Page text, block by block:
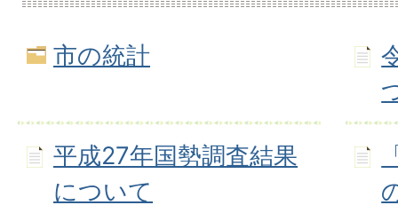
市の統計
平成27年国勢調査結果
について